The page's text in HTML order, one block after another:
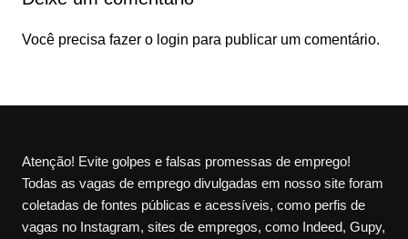
Você precisa fazer o login para publicar um comentário.
Atenção! Evite golpes e falsas promessas de emprego!
Todas as vagas de emprego divulgadas em nosso site foram
coletadas de fontes públicas e acessíveis, como perfis de
vagas no Instagram, sites de empregos, como Indeed, Gupy,